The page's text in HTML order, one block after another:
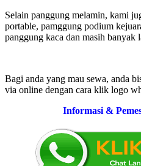
Selain panggung melamin, kami
portable, pamggung podium
panggung kaca dan masih banyak
Bagi anda yang mau sewa, anda
via online dengan cara klik logo
Informasi &